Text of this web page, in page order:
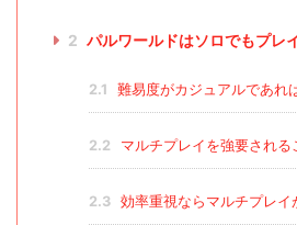
2 パルワールドはソロでもプレ
2.1 難易度がカジュアルであれ
2.2 マルチプレイを強要される
2.3 効率重視ならマルチプレイ